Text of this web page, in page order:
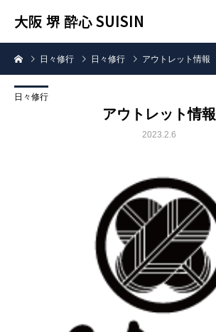
大阪 堺 酔心 SUISIN
日々修行 日々修行 アウトレット情報
日々修行
アウトレット情報
2023.2.6